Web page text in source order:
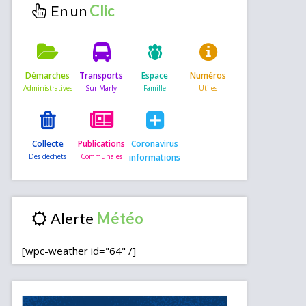
En un
Démarches Transports Espace Numéros
Collecte Publications Coronavirus
informations
Alerte
[wpc-weather id="64" /]